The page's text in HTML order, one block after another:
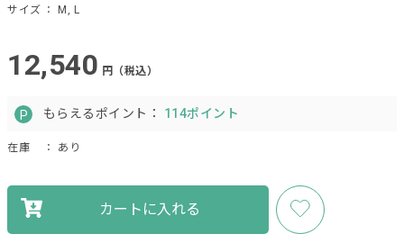
サイズ ： M, L
12,540 円（税込）
もらえるポイント： 114ポイント
在庫 ： あり
カートに入れる